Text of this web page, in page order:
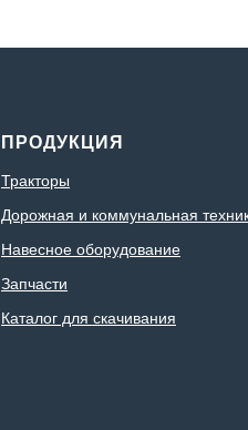
ПРОДУКЦИЯ
Тракторы
Дорожная и коммунальная
Навесное оборудование
Запчасти
Каталог для скачивания